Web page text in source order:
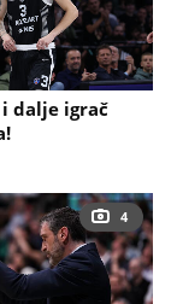
dalje igrač
4